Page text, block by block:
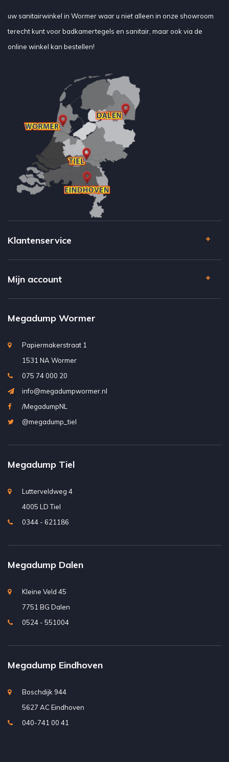
uw sanitairwinkel in Wormer waar u niet alleen in onze showroom
terecht kunt voor badkamertegels en sanitair, maar ook via de
online winkel kan bestellen!
Klantenservice
Mijn account
Megadump Wormer
Papiermakerstraat 1
1531 NA Wormer
075 74 000 20
info@megadumpwormer.nl
/MegadumpNL
@megadump_tiel
Megadump Tiel
Lutterveldweg 4
4005 LD Tiel
0344 - 621186
Megadump Dalen
Kleine Veld 45
7751 BG Dalen
0524 - 551004
Megadump Eindhoven
Boschdijk 944
5627 AC Eindhoven
040-741 00 41